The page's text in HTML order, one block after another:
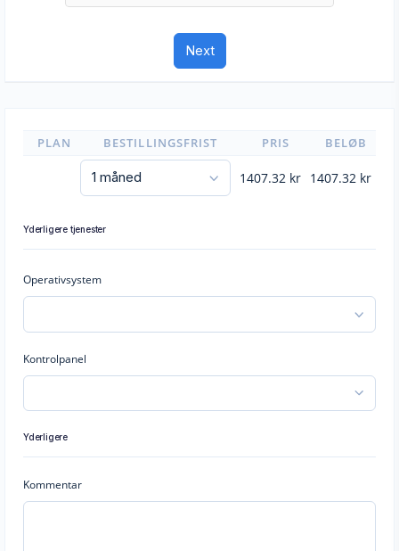
PLAN BESTILLINGSFRIST PRIS BELØB
1407.32 kr 1407.32 kr
Yderligere tjenester
Operativsystem
Kontrolpanel
Yderligere
Kommentar